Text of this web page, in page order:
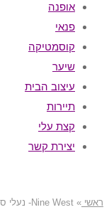
אופנה
פנאי
קוסמטיקה
שיער
עיצוב הבית
תיירות
קצת עלי
יצירת קשר
ראשי » Nine West- נעלי סילבסטר